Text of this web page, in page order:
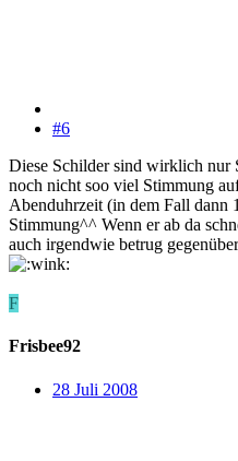
#6
Diese Schilder sind wirklich nur
noch nicht soo viel Stimmung
Abenduhrzeit (in dem Fall dann
Stimmung^^ Wenn er ab da
auch irgendwie betrug
F
Frisbee92
28 Juli 2008